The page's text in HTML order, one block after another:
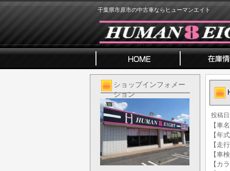
千葉県市原市の中古車ならヒューマンエイト
ショップインフォメー
ション
投稿日
【車
【年
【走
【車
【カ